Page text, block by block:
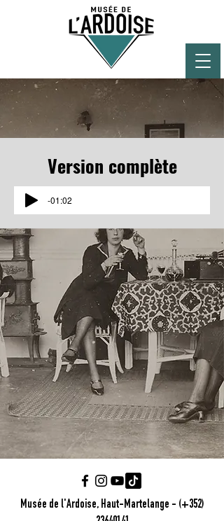
Version complète
-01:02
Musée de l'Ardoise, Haut-Martelange - (+352)